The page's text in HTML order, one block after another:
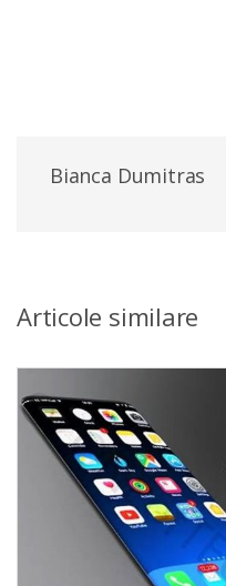
Bianca Dumitras
Articole similare